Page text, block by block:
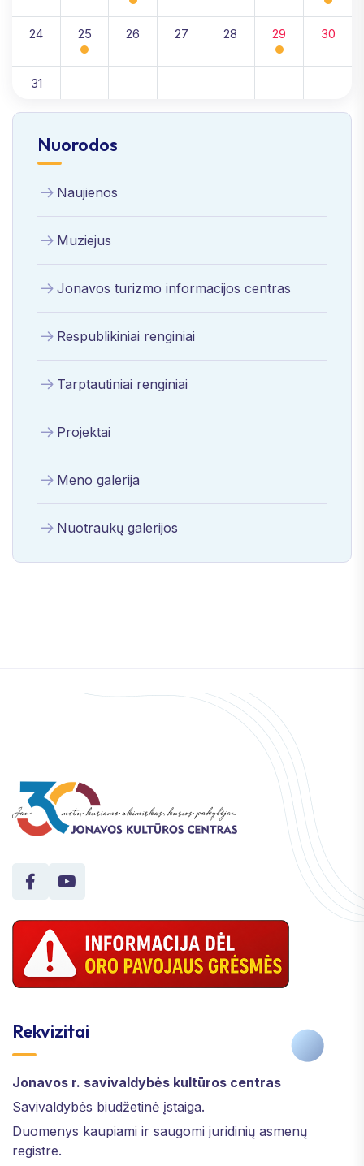
24 25 26 27 28 29 30
31
Nuorodos
Naujienos
Muziejus
Jonavos turizmo informacijos centras
Respublikiniai renginiai
Tarptautiniai renginiai
Projektai
Meno galerija
Nuotraukų galerijos
Rekvizitai
Jonavos r. savivaldybės kultūros centras
Savivaldybės biudžetinė įstaiga.
Duomenys kaupiami ir saugomi juridinių asmenų
registre.